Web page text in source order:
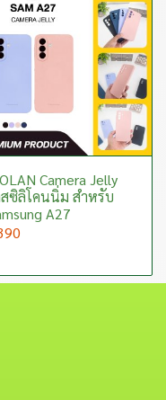
Camera Jelly
สซิลิโคนนิ่ม สำหรับ
A27